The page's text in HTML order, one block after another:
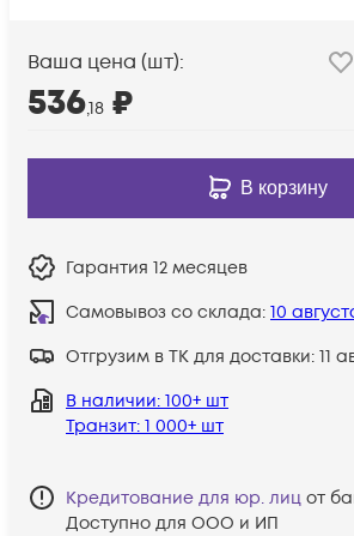
Ваша цена (шт):
536,18 ₽
В корзину
Гарантия 12 месяцев
Самовывоз со склада: 10
Отгрузим в ТК для доставки: 11
В наличии: 100+ шт
Транзит: 1 000+ шт
Кредитование для юр. лиц от
Доступно для ООО и ИП